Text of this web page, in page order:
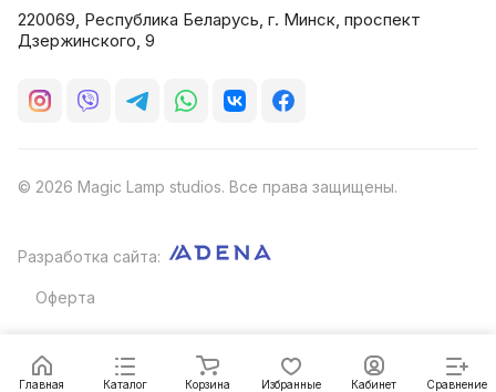
Главная Каталог Корзина Избранные Кабинет Сравнение
220069, Республика Беларусь, г. Минск, проспект
Дзержинского, 9
© 2026 Magic Lamp studios. Все права защищены.
Разработка сайта:
Оферта